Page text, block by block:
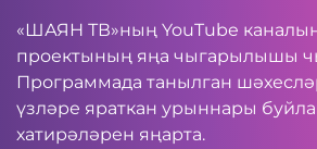
«ШАЯН ТВ»ның YouTube
проектының яңа чыгарылышы
Программада танылган
үзләре яраткан урыннары
хатирәләрен яңарта.